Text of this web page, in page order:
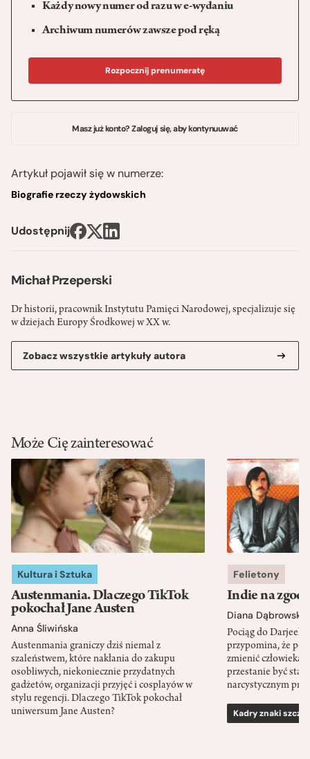
Michał Przeperski
Dr historii, pracownik Instytutu Pamięci Narodowej, specjalizuje się
w dziejach Europy Środkowej w XX w.
Zobacz wszystkie artykuły autora
Każdy nowy numer od razu w e-wydaniu
Archiwum numerów zawsze pod ręką
Rozpocznij prenumeratę
Masz już konto? Zaloguj się, aby kontynuuwać
Artykuł pojawił się w numerze:
Biografie rzeczy żydowskich
Udostępnij
Może Cię zainteresować
Kultura i Sztuka
Austenmania. Dlaczego TikTok
pokochał Jane Austen
Anna Śliwińska
Austenmania graniczy dziś niemal z
szaleństwem, które nakłania do zakupu
osobliwych, niekoniecznie przydatnych
gadżetów, organizacji przyjęć i cosplayów w
stylu regencji. Dlaczego TikTok pokochał
uniwersum Jane Austen?
Felietony
Indie na
Diana Dąbrowska
Pociąg do
przypomina, że
zmienić człowieka
przestanie być
narcystycznym
Kadry znaki